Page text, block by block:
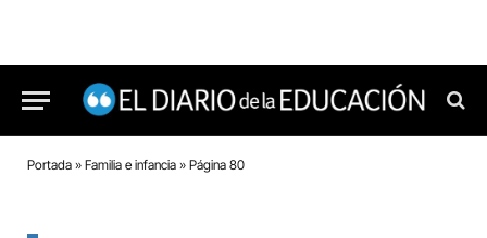
Portada » Familia e infancia » Página 80